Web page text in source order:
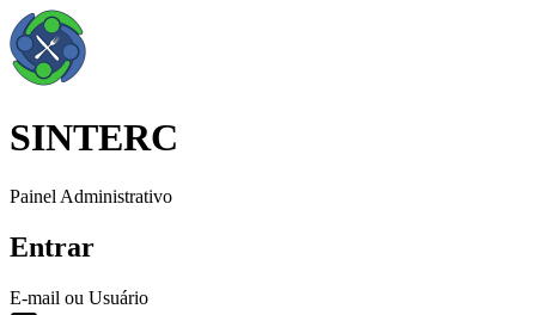
SINTERC
Painel Administrativo
Entrar
E-mail ou Usuário